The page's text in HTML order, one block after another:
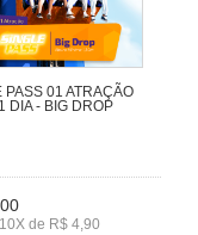
PASS 01 ATRAÇÃO
DIA - BIG DROP
de R$ 4,90